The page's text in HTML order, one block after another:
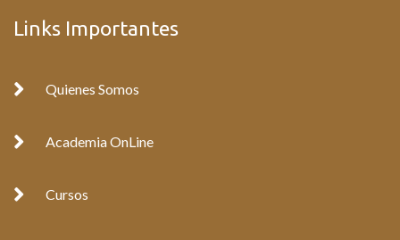
Links Importantes
Quienes Somos
Academia OnLine
Cursos